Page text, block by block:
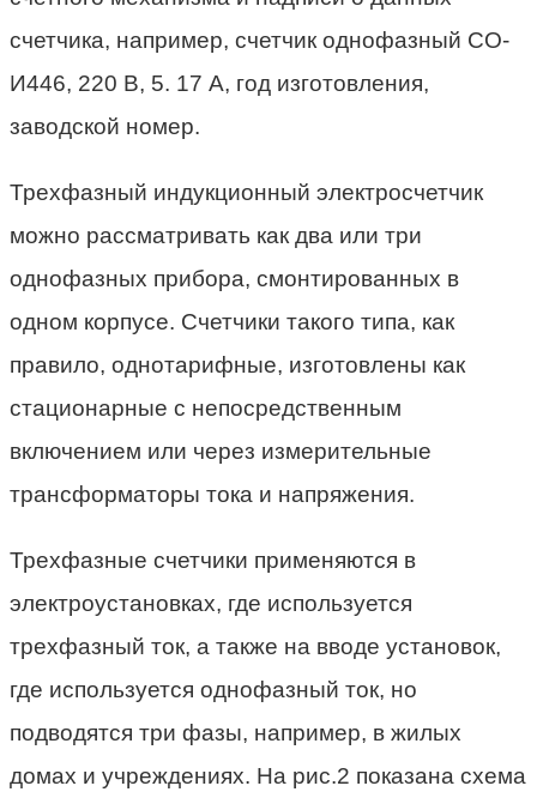
счетчика, например, счетчик однофазный СО-
И446, 220 В, 5. 17 А, год изготовления,
заводской номер.
Трехфазный индукционный электросчетчик
можно рассматривать как два или три
однофазных прибора, смонтированных в
одном корпусе. Счетчики такого типа, как
правило, однотарифные, изготовлены как
стационарные с непосредственным
включением или через измерительные
трансформаторы тока и напряжения.
Трехфазные счетчики применяются в
электроустановках, где используется
трехфазный ток, а также на вводе установок,
где используется однофазный ток, но
подводятся три фазы, например, в жилых
домах и учреждениях. На рис.2 показана схема